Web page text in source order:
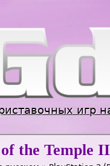
игр
the Temple II